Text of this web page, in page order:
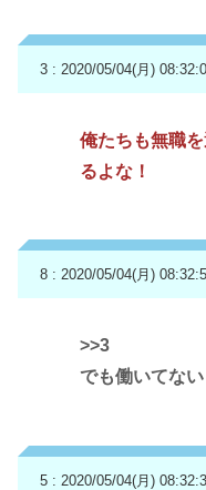
3 : 2020/05/04(月)
俺たちも無職
るよな！
8 : 2020/05/04(月)
>>3
でも働いてな
5 : 2020/05/04(月)